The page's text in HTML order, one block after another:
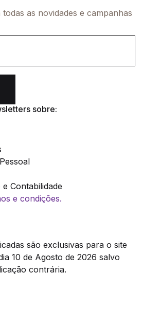
as novidades e campanhas
sobre:
Contabilidade
e condições.
são exclusivas para o site
10 de Agosto de 2026 salvo
contrária.